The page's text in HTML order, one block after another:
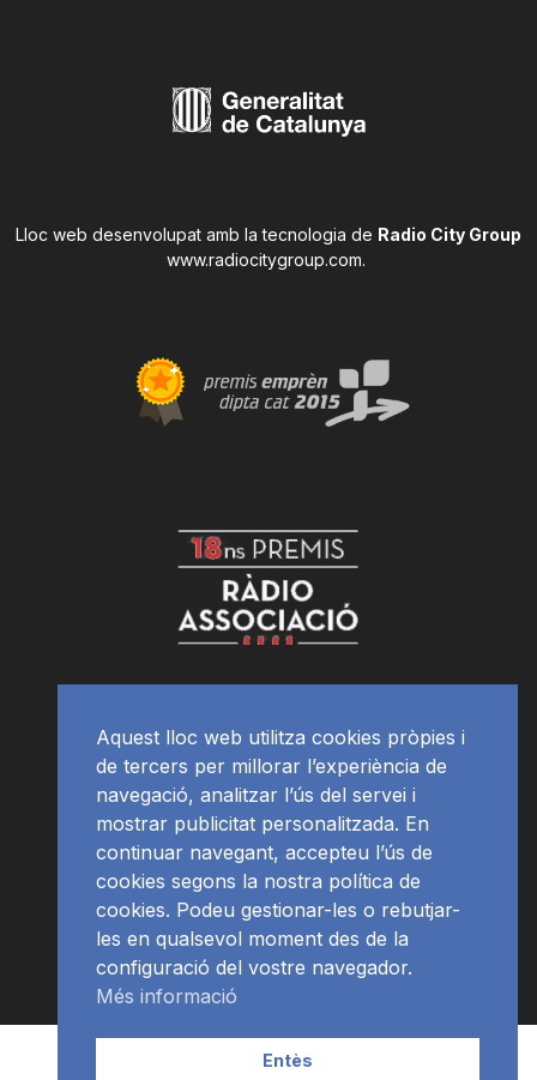
Lloc web desenvolupat amb la tecnologia de Radio City Group
www.radiocitygroup.com.
APP Programació
Aquest lloc web utilitza cookies pròpies i
de tercers per millorar l’experiència de
navegació, analitzar l’ús del servei i
mostrar publicitat personalitzada. En
continuar navegant, accepteu l’ús de
cookies segons la nostra política de
cookies. Podeu gestionar-les o rebutjar-
les en qualsevol moment des de la
configuració del vostre navegador.
Més informació
Entès